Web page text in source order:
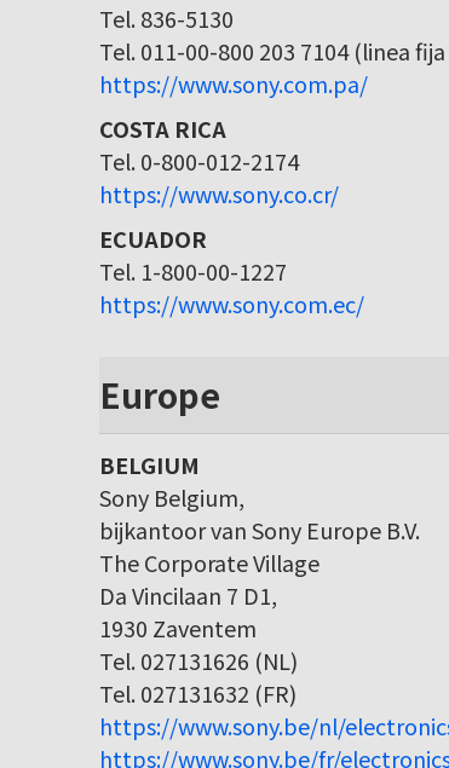
Tel. 836-5130
Tel. 011-00-800 203 7104 (linea fija
https://www.sony.com.pa/
COSTA RICA
Tel. 0-800-012-2174
https://www.sony.co.cr/
ECUADOR
Tel. 1-800-00-1227
https://www.sony.com.ec/
Europe
BELGIUM
Sony Belgium,
bijkantoor van Sony Europe B.V.
The Corporate Village
Da Vincilaan 7 D1,
1930 Zaventem
Tel. 027131626 (NL)
Tel. 027131632 (FR)
https://www.sony.be/nl/
https://www.sony.be/fr/